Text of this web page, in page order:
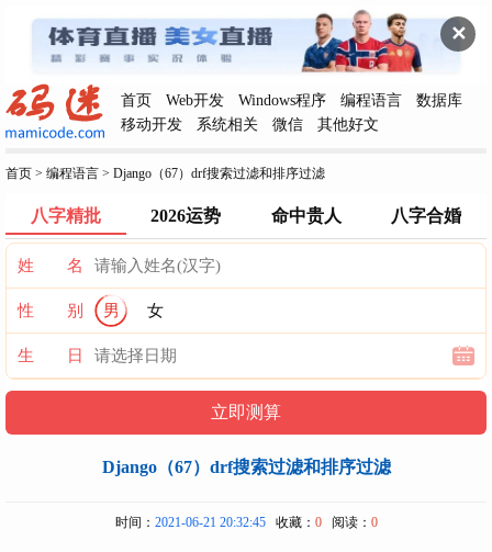
✕
首页 Web开发 Windows程序 编程语言
数据库
移动开发
系统相关 微信 其他好文
首页 > 编程语言 > Django（67）drf搜索过滤和排序过滤
八字精批 2026运势 命中贵人 八字合婚
姓 名
性 别 男 女
生 日
Django（67）drf搜索过滤和排序过滤
时间： 2021-06-21 20:32:45收藏： 0阅读： 0